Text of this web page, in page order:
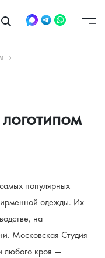
популярных
одежды. Их
на
Московская Студия
любого кроя —